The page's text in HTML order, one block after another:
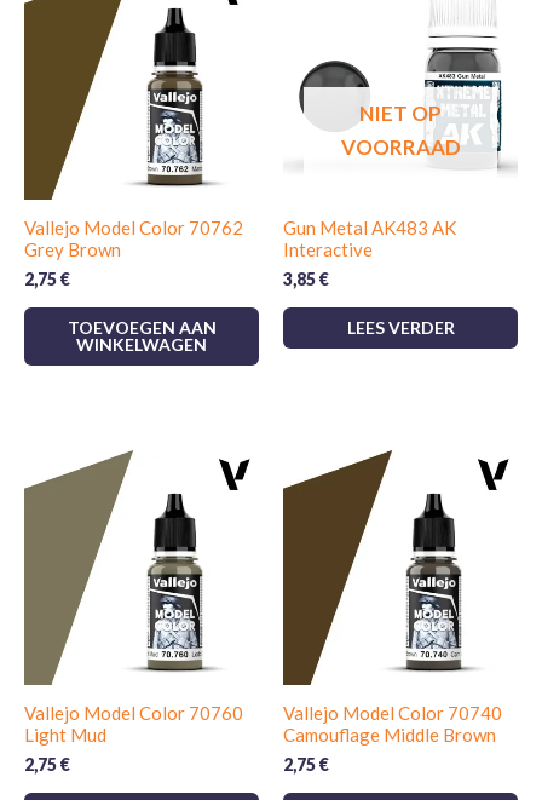
Vallejo Model Color 70762
Grey Brown
2,75€
TOEVOEGEN AAN
WINKELWAGEN
NIET OP
VOORRAAD
Gun Metal AK483 AK
Interactive
3,85€
LEES VERDER
Vallejo Model Color 70760
Light Mud
2,75€
Vallejo Model Color 70740
Camouflage Middle Brown
2,75€